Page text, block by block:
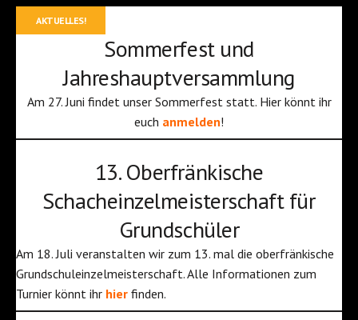
AKTUELLES!
Sommerfest und
Jahreshauptversammlung
Am 27. Juni findet unser Sommerfest statt. Hier könnt ihr
euch anmelden!
13. Oberfränkische
Schacheinzelmeisterschaft für
Grundschüler
Am 18. Juli veranstalten wir zum 13. mal die oberfränkische
Grundschuleinzelmeisterschaft. Alle Informationen zum
Turnier könnt ihr hier finden.